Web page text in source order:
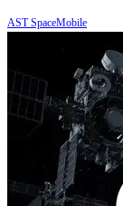
AST SpaceMobile